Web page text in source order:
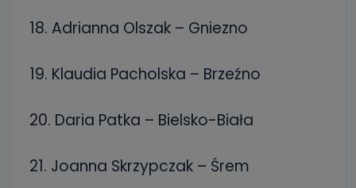
18. Adrianna Olszak – Gniezno
19. Klaudia Pacholska – Brzeźno
20. Daria Patka – Bielsko-Biała
21. Joanna Skrzypczak – Śrem